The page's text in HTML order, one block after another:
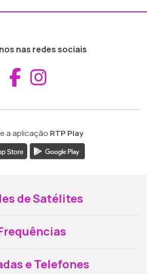
nas redes sociais
Aceder ao
a aplicação RTP Play
de Satélites
e Telefones